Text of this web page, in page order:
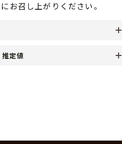
お召し上がりください。
定値